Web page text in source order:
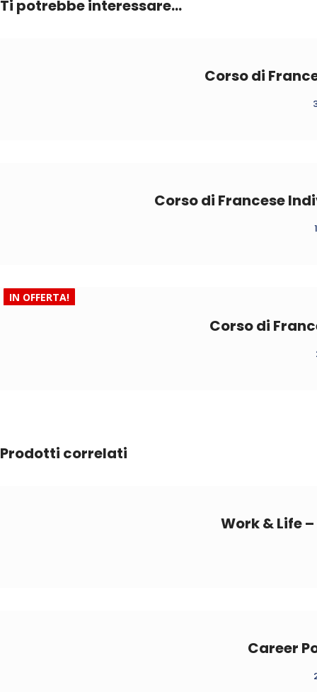
Ti potrebbe interessare…
Corso di
Corso di Francese
IN OFFERTA!
Corso di
Prodotti correlati
Work & Life
Career